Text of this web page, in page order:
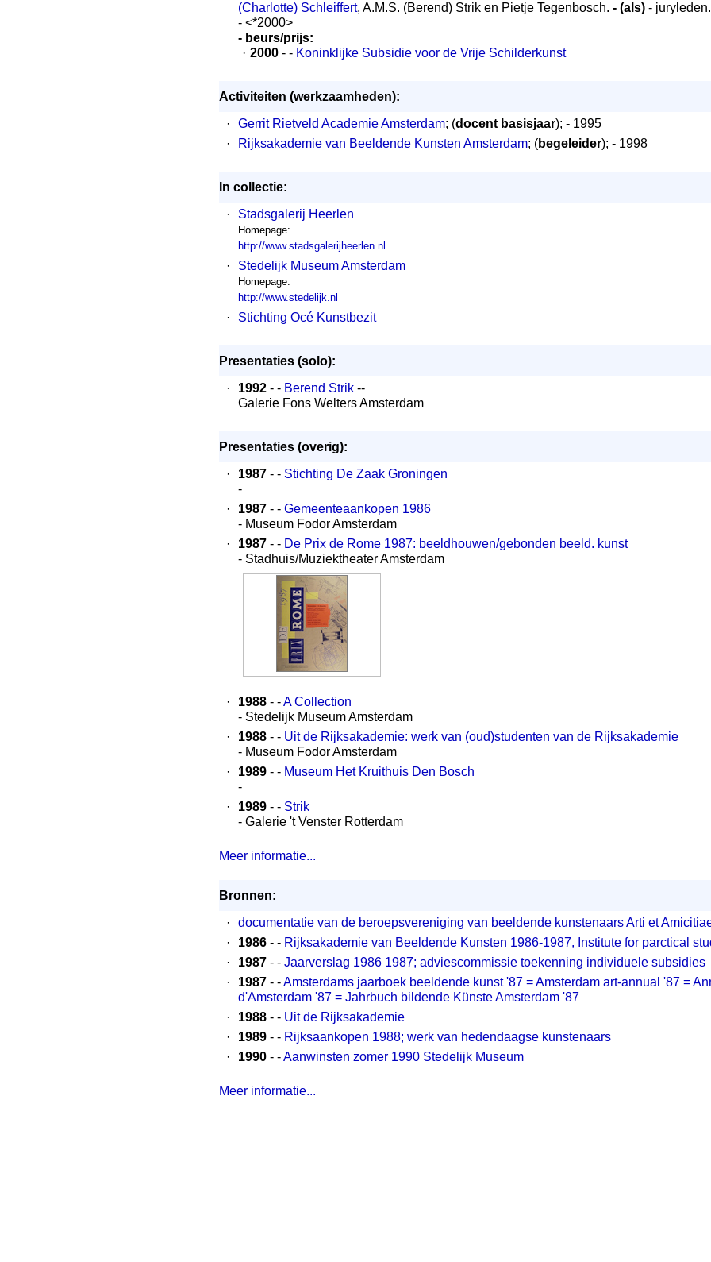
(Charlotte) Schleiffert, A.M.S. (Berend) Strik en Pietje Tegenbosch. - (als) - juryleden.
- <*2000>
- beurs/prijs:
· 2000 - - Koninklijke Subsidie voor de Vrije Schilderkunst
Activiteiten (werkzaamheden):
·
Gerrit Rietveld Academie Amsterdam; (docent basisjaar); - 1995
·
Rijksakademie van Beeldende Kunsten Amsterdam; (begeleider); - 1998
In collectie:
·
Stadsgalerij Heerlen
Homepage:
http://www.stadsgalerijheerlen.nl
· Stedelijk Museum Amsterdam
Homepage:
http://www.stedelijk.nl
· Stichting Océ Kunstbezit
Presentaties (solo):
·
1992 - - Berend Strik --
Galerie Fons Welters Amsterdam
Presentaties (overig):
·
1987 - - Stichting De Zaak Groningen
-
·
1987 - - Gemeenteaankopen 1986
- Museum Fodor Amsterdam
·
1987 - - De Prix de Rome 1987: beeldhouwen/gebonden beeld. kunst
- Stadhuis/Muziektheater Amsterdam
· 1988 - -A Collection
- Stedelijk Museum Amsterdam
·
1988 - - Uit de Rijksakademie: werk van (oud)studenten van de Rijksakademie
- Museum Fodor Amsterdam
·
1989 - - Museum Het Kruithuis Den Bosch
-
·
1989 - - Strik
- Galerie 't Venster Rotterdam
Meer informatie...
Bronnen:
·
documentatie van de beroepsvereniging van beeldende kunstenaars Arti et
·
1986 - - Rijksakademie van Beeldende Kunsten 1986-1987, Institute for parctical
·
1987 - - Jaarverslag 1986 1987; adviescommissie toekenning individuele subsidies
·
1987 - -Amsterdams jaarboek beeldende kunst '87 = Amsterdam art-annual '87 =
d'Amsterdam '87 = Jahrbuch bildende Künste Amsterdam '87
·
1988 - - Uit de Rijksakademie
·
1989 - - Rijksaankopen 1988; werk van hedendaagse kunstenaars
·
1990 - -Aanwinsten zomer 1990 Stedelijk Museum
Meer informatie...